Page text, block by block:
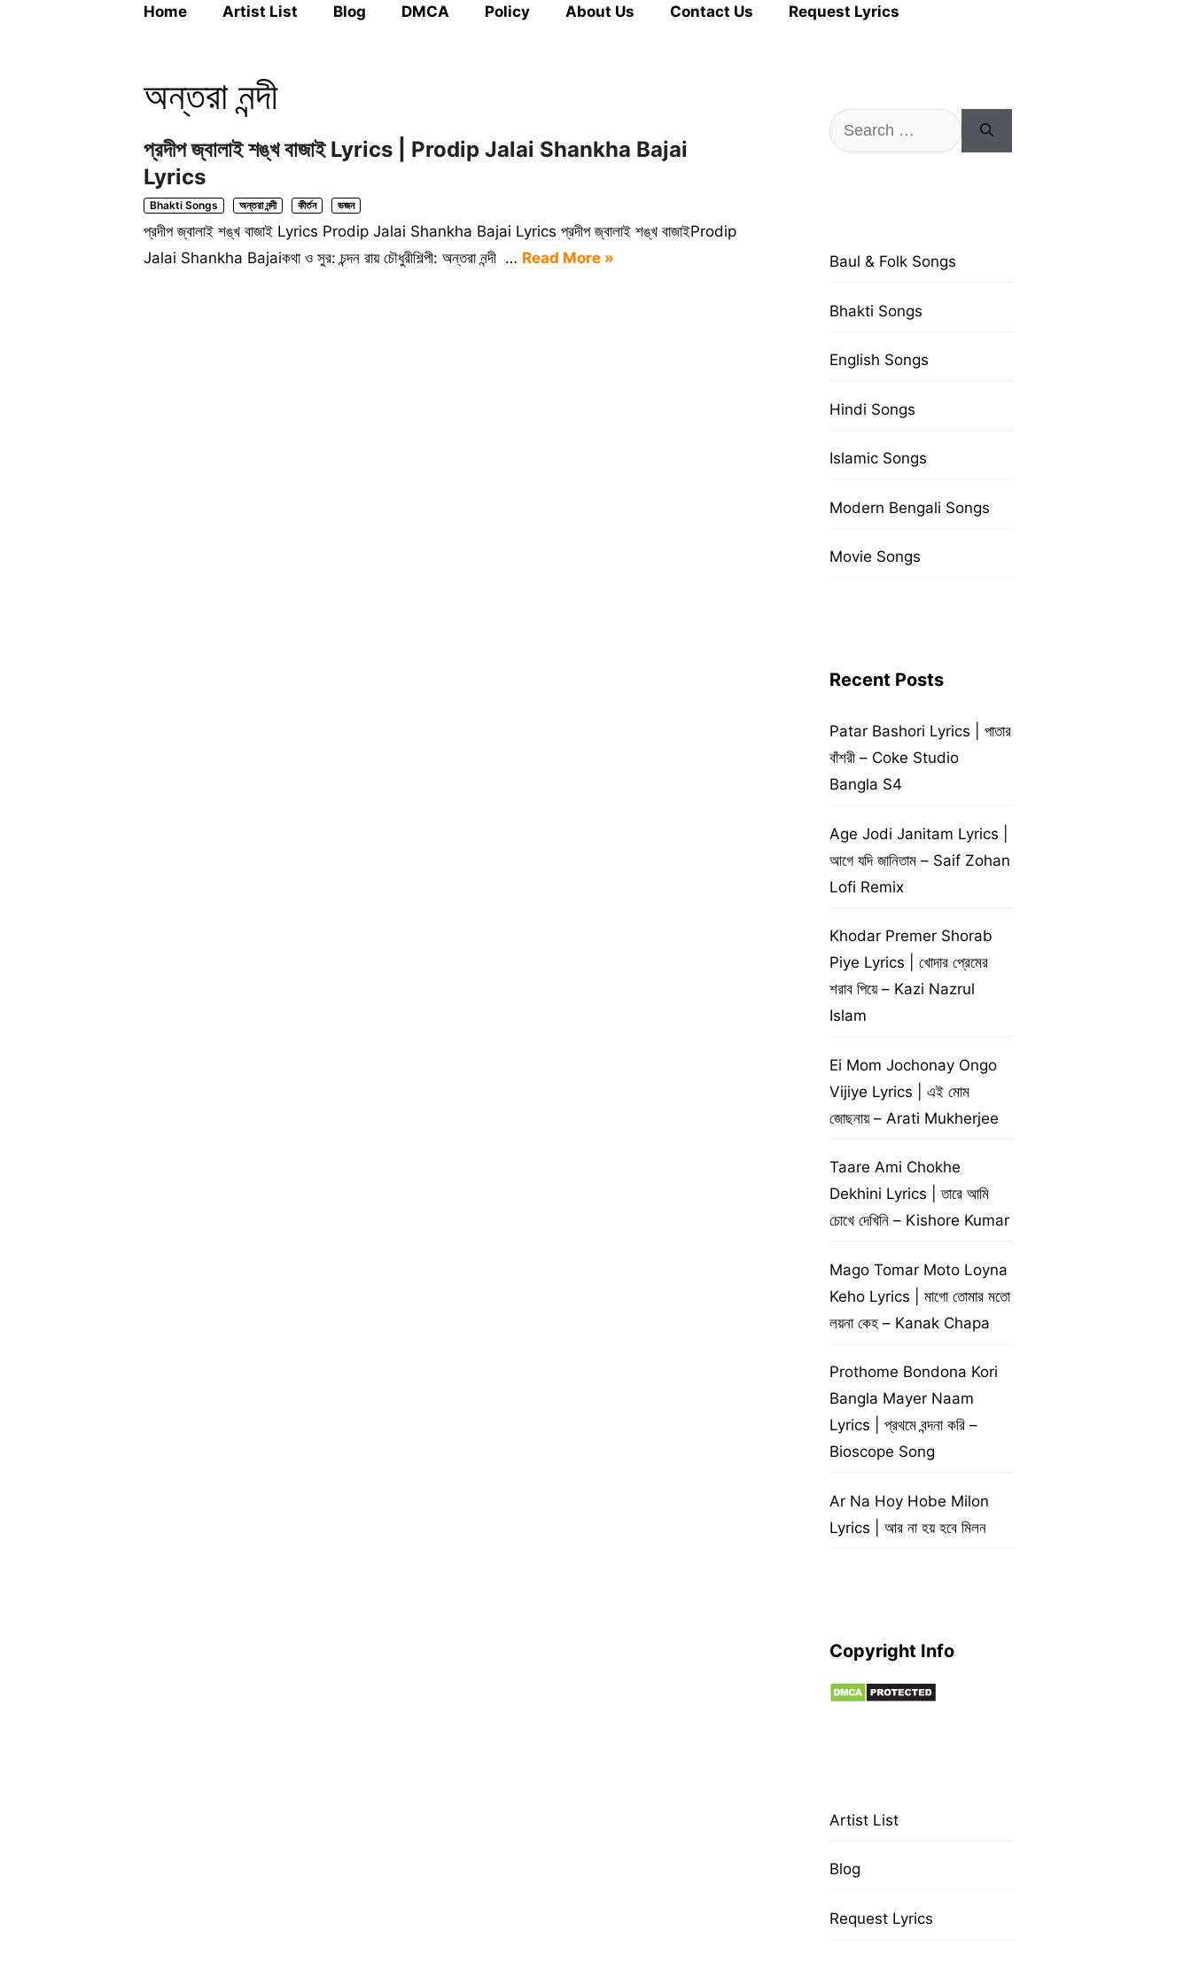
Home Artist List Blog DMCA Policy About Us Contact Us Request Lyrics
অন্তরা নন্দী
প্রদীপ জ্বালাই শঙ্খ বাজাই Lyrics | Prodip Jalai Shankha Bajai
Lyrics
Bhakti Songs অন্তরা নন্দী কীর্তন ভজন
প্রদীপ জ্বালাই শঙ্খ বাজাই Lyrics Prodip Jalai Shankha Bajai Lyrics প্রদীপ জ্বালাই শঙ্খ বাজাইProdip
Jalai Shankha Bajaiকথা ও সুর: চন্দন রায় চৌধুরীশিল্পী: অন্তরা নন্দী … Read More »
Search
for:
Baul & Folk Songs
Bhakti Songs
English Songs
Hindi Songs
Islamic Songs
Modern Bengali Songs
Movie Songs
Recent Posts
Patar Bashori Lyrics | পাতার
বাঁশরী – Coke Studio
Bangla S4
Age Jodi Janitam Lyrics |
আগে যদি জানিতাম – Saif Zohan
Lofi Remix
Khodar Premer Shorab
Piye Lyrics | খোদার প্রেমের
শরাব পিয়ে – Kazi Nazrul
Islam
Ei Mom Jochonay Ongo
Vijiye Lyrics | এই মোম
জোছনায় – Arati Mukherjee
Taare Ami Chokhe
Dekhini Lyrics | তারে আমি
চোখে দেখিনি – Kishore Kumar
Mago Tomar Moto Loyna
Keho Lyrics | মাগো তোমার মতো
লয়না কেহ – Kanak Chapa
Prothome Bondona Kori
Bangla Mayer Naam
Lyrics | প্রথমে বন্দনা করি –
Bioscope Song
Ar Na Hoy Hobe Milon
Lyrics | আর না হয় হবে মিলন
Copyright Info
Artist List
Blog
Request Lyrics